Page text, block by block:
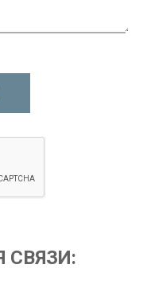
СВЯЗИ: